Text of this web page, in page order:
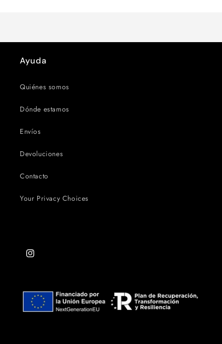
Ayuda
Quiénes somos
Dónde estamos
Envíos
Devoluciones
Contacto
Your Privacy Choices
Instagram